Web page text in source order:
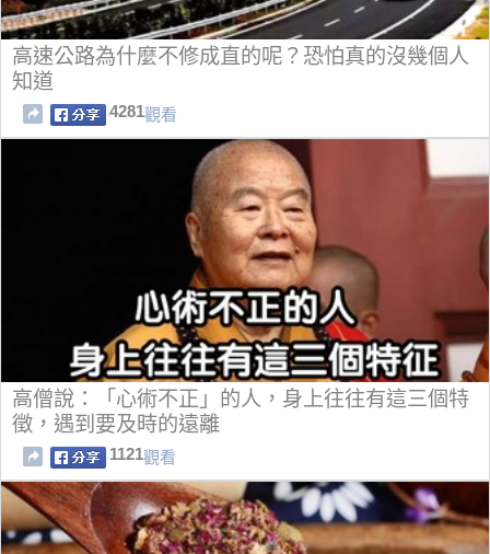
高速公路為什麼不修成直的呢？恐怕真的沒幾個人
知道
4281觀看
高僧說：「心術不正」的人，身上往往有這三個特
徵，遇到要及時的遠離
1121觀看